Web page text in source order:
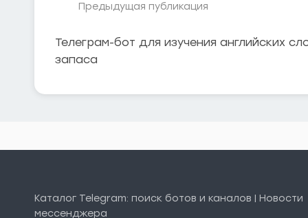
Предыдущая публикация
Телеграм-бот для изучения английских
запаса
Каталог Telegram: поиск ботов и каналов | Новости
мессенджера